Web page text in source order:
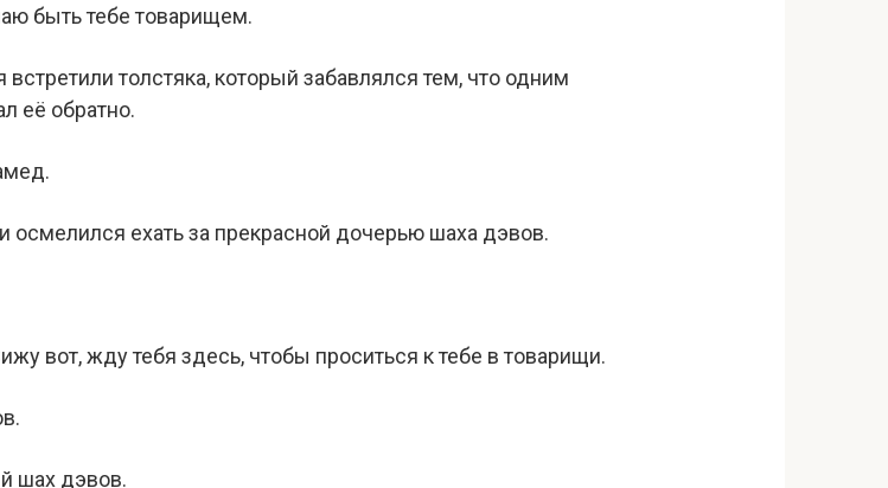
быть тебе товарищем.
толстяка, который забавлялся тем, что одним
её обратно.
осмелился ехать за прекрасной дочерью шаха дэвов.
вот, жду тебя здесь, чтобы проситься к тебе в товарищи.
шах дэвов.